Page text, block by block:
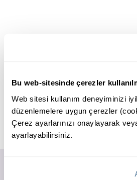
Bu web-sitesinde çerezler
Web sitesi kullanım deneyiminizi
düzenlemelere uygun çerezler
Çerez ayarlarınızı onaylayarak
ayarlayabilirsiniz.